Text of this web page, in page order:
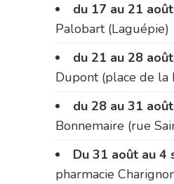
du 17 au 21
Palobart (Laguépie)
du 21 au 28
Dupont (place de la
du 28 au 31
Bonnemaire (rue
Du 31 août au 4
pharmacie